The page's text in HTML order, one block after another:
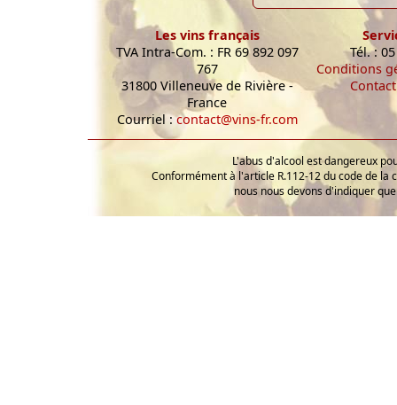
Les vins français
TVA Intra-Com. : FR 69 892 097
767
31800 Villeneuve de Rivière -
France
Courriel :contact@vins-fr.com
Tél. :
Conditions
Contact
L'abus d'alcool est dangereux
Conformément à l'article R.112-12 du code de la
nous nous devons d'indiquer